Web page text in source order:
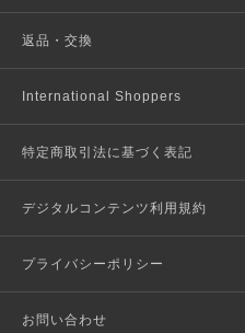
返品・交換
International Shoppers
特定商取引法に基づく表記
デジタルコンテンツ利用規約
プライバシーポリシー
お問い合わせ